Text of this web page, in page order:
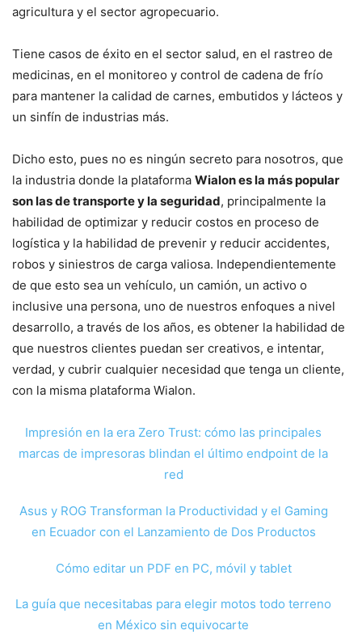
agricultura y el sector agropecuario.
Tiene casos de éxito en el sector salud, en el rastreo de
medicinas, en el monitoreo y control de cadena de frío
para mantener la calidad de carnes, embutidos y lácteos y
un sinfín de industrias más.
Dicho esto, pues no es ningún secreto para nosotros, que
la industria donde la plataforma Wialon es la más popular
son las de transporte y la seguridad, principalmente la
habilidad de optimizar y reducir costos en proceso de
logística y la habilidad de prevenir y reducir accidentes,
robos y siniestros de carga valiosa. Independientemente
de que esto sea un vehículo, un camión, un activo o
inclusive una persona, uno de nuestros enfoques a nivel
desarrollo, a través de los años, es obtener la habilidad de
que nuestros clientes puedan ser creativos, e intentar,
verdad, y cubrir cualquier necesidad que tenga un cliente,
con la misma plataforma Wialon.
Impresión en la era Zero Trust: cómo las principales
marcas de impresoras blindan el último endpoint de la
red
Asus y ROG Transforman la Productividad y el Gaming
en Ecuador con el Lanzamiento de Dos Productos
Cómo editar un PDF en PC, móvil y tablet
La guía que necesitabas para elegir motos todo terreno
en México sin equivocarte